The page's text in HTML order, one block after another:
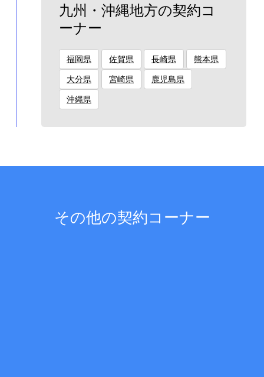
九州・沖縄地方の契約コ
ーナー
福岡県 佐賀県 長崎県 熊本県
大分県 宮崎県 鹿児島県
沖縄県
その他の契約コーナー